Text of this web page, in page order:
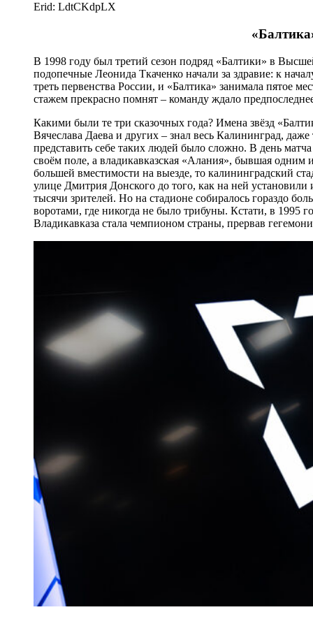
Erid: LdtCKdpLX
В 1998 году был третий сезон подряд «Балтики» в
подопечные Леонида Ткаченко начали за здравие: к
треть первенства России, и «Балтика» занимала пятое
стажем прекрасно помнят – команду ждало
Какими были те три сказочных года? Имена звёзд
Вячеслава Даева и других – знал весь Калининград,
представить себе таких людей было сложно. В день
своём поле, а владикавказская «Алания», бывшая одним
большей вместимости на выезде, то калининградский
улице Дмитрия Донского до того, как на ней
тысячи зрителей. Но на стадионе собиралось гораздо
воротами, где никогда не было трибуны. Кстати, в 1995
Владикавказа стала чемпионом страны, прервав